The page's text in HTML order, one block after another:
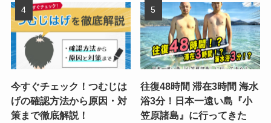
今すぐチェック！つむじは
げの確認方法から原因・対
策まで徹底解説！
往復48時間 滞在3時間 海水
浴3分！日本一遠い島『小
笠原諸島』に行ってきた